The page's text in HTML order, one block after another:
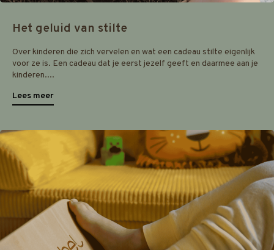
Het geluid van stilte
Over kinderen die zich vervelen en wat een cadeau stilte eigenlijk
voor ze is. Een cadeau dat je eerst jezelf geeft en daarmee aan je
kinderen....
Lees meer